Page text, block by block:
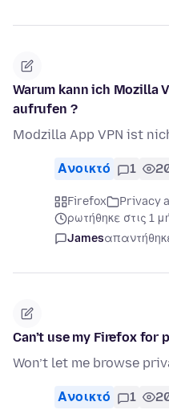
Warum kann ich Mozilla
aufrufen ?
Modzilla App VPN ist
Ανοικτό 1
Firefox
Privacy
ρωτήθηκε στις 1
James
Can’t use my Firefox for
Won’t let me browse
Ανοικτό 1